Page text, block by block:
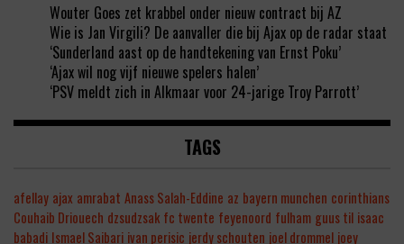
Wouter Goes zet krabbel onder nieuw contract bij AZ
Wie is Jan Virgili? De aanvaller die bij Ajax op de radar staat
‘Sunderland aast op de handtekening van Ernst Poku’
‘Ajax wil nog vijf nieuwe spelers halen’
‘PSV meldt zich in Alkmaar voor 24-jarige Troy Parrott’
TAGS
afellay ajax amrabat Anass Salah-Eddine az bayern munchen corinthians
Couhaib Driouech dzsudzsak fc twente feyenoord fulham guus til isaac
babadi Ismael Saibari ivan perisic jerdy schouten joel drommel joey